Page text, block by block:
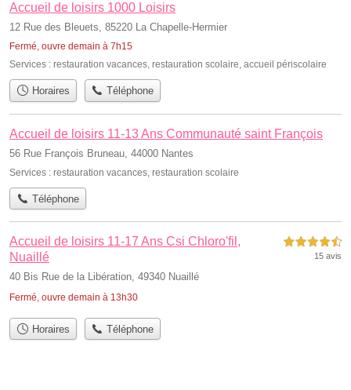
Accueil de loisirs 1000 Loisirs
12 Rue des Bleuets, 85220 La Chapelle-Hermier
Fermé, ouvre demain à 7h15
Services : restauration vacances, restauration scolaire, accueil périscolaire
Horaires Téléphone
Accueil de loisirs 11-13 Ans Communauté saint François
56 Rue François Bruneau, 44000 Nantes
Services : restauration vacances restauration scolaire
Téléphone
Accueil de loisirs 11-17 Ans Csi Chloro'fil,
Nuaillé
40 Bis Rue de la Libération, 49340 Nuaillé
Fermé, ouvre demain à 13h30
4,5 étoiles sur 5
15 avis
Horaires Téléphone